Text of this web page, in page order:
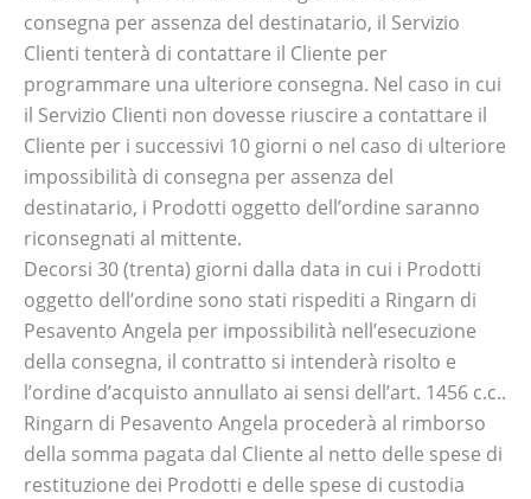
consegna per assenza del destinatario, il Servizio
Clienti tenterà di contattare il Cliente per
programmare una ulteriore consegna. Nel caso in cui
il Servizio Clienti non dovesse riuscire a contattare il
Cliente per i successivi 10 giorni o nel caso di ulteriore
impossibilità di consegna per assenza del
destinatario, i Prodotti oggetto dell’ordine saranno
riconsegnati al mittente.
Decorsi 30 (trenta) giorni dalla data in cui i Prodotti
oggetto dell’ordine sono stati rispediti a Ringarn di
Pesavento Angela per impossibilità nell’esecuzione
della consegna, il contratto si intenderà risolto e
l’ordine d’acquisto annullato ai sensi dell’art. 1456 c.c..
Ringarn di Pesavento Angela procederà al rimborso
della somma pagata dal Cliente al netto delle spese di
restituzione dei Prodotti e delle spese di custodia